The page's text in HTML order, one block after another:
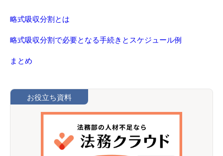
略式吸収分割とは
略式吸収分割で必要となる手続きとスケジュール例
まとめ
お役立ち資料